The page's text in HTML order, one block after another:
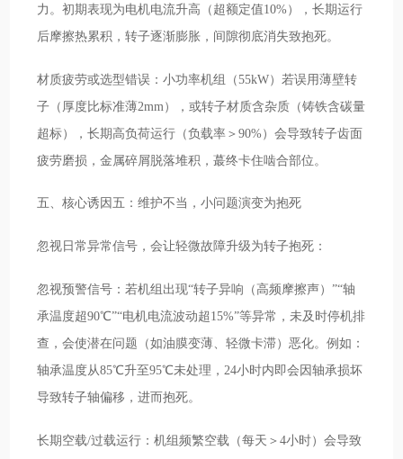
力。初期表现为电机电流升高（超额定值10%），长期运行
后摩擦热累积，转子逐渐膨胀，间隙彻底消失致抱死。
材质疲劳或选型错误：小功率机组（55kW）若误用薄壁转
子（厚度比标准薄2mm），或转子材质含杂质（铸铁含碳量
超标），长期高负荷运行（负载率＞90%）会导致转子齿面
疲劳磨损，金属碎屑脱落堆积，蕞终卡住啮合部位。
五、核心诱因五：维护不当，小问题演变为抱死
忽视日常异常信号，会让轻微故障升级为转子抱死：
忽视预警信号：若机组出现“转子异响（高频摩擦声）”“轴
承温度超90℃”“电机电流波动超15%”等异常，未及时停机排
查，会使潜在问题（如油膜变薄、轻微卡滞）恶化。例如：
轴承温度从85℃升至95℃未处理，24小时内即会因轴承损坏
导致转子轴偏移，进而抱死。
长期空载/过载运行：机组频繁空载（每天＞4小时）会导致